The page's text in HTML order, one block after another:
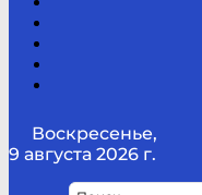
Воскресенье,
9 августа 2026 г.